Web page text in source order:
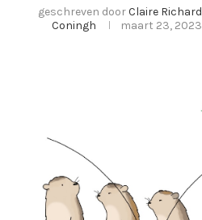
geschreven doorClaire
Coningh
maart 23, 2023